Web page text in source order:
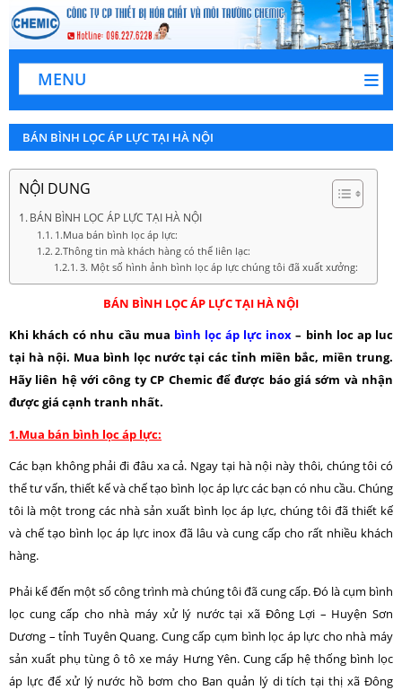
MENU
BÁN BÌNH LỌC ÁP LỰC TẠI HÀ NỘI
NỘI DUNG
BÁN BÌNH LỌC ÁP LỰC TẠI HÀ NỘI
1.Mua bán bình lọc áp lực:
2.Thông tin mà khách hàng có thể liên lạc:
3. Một số hình ảnh bình lọc áp lực chúng tôi đã xuất xưởng:
BÁN BÌNH LỌC ÁP LỰC TẠI HÀ NỘI
Khi khách có nhu cầu mua bình lọc áp lực inox – binh loc ap luc
tại hà nội. Mua bình lọc nước tại các tỉnh miền bắc, miền trung.
Hãy liên hệ với công ty CP Chemic để được báo giá sớm và nhận
được giá cạnh tranh nhất.
1.Mua bán bình lọc áp lực:
Các bạn không phải đi đâu xa cả. Ngay tại hà nội này thôi, chúng tôi có
thể tư vấn, thiết kế và chế tạo bình lọc áp lực các bạn có nhu cầu. Chúng
tôi là một trong các nhà sản xuất bình lọc áp lực, chúng tôi đã thiết kế
và chế tạo bình lọc áp lực inox đã lâu và cung cấp cho rất nhiều khách
hàng.
Phải kể đến một số công trình mà chúng tôi đã cung cấp. Đó là cụm bình
lọc cung cấp cho nhà máy xử lý nước tại xã Đông Lợi – Huyện Sơn
Dương – tỉnh Tuyên Quang. Cung cấp cụm bình lọc áp lực cho nhà máy
sản xuất phụ tùng ô tô xe máy Hưng Yên. Cung cấp hệ thống bình lọc
áp lực để xử lý nước hồ bơm cho Ban quản lý di tích tại thị xã Đông